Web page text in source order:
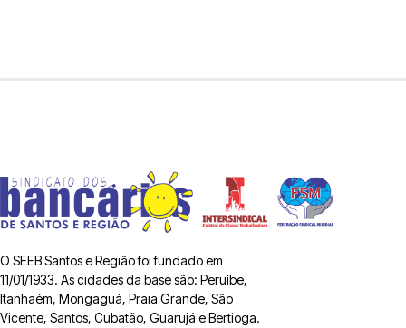
O SEEB Santos e Região foi fundado em
11/01/1933. As cidades da base são: Peruíbe,
Itanhaém, Mongaguá, Praia Grande, São
Vicente, Santos, Cubatão, Guarujá e Bertioga.